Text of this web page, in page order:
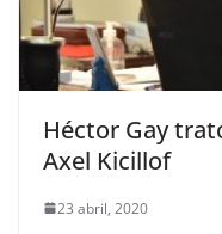
Héctor Gay
Axel Kicillof
23 abril, 2020